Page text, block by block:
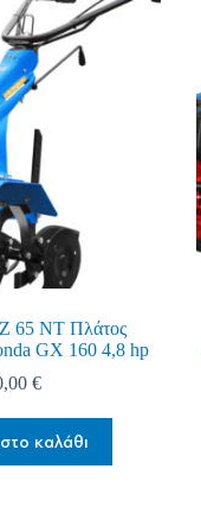
65 NT Πλάτος
GX 160 4,8 hp
€
καλάθι